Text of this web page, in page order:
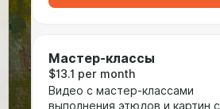
Мастер-классы
$13.1 per month
Видео с мастер-классами
выполнения этюдов и картин с